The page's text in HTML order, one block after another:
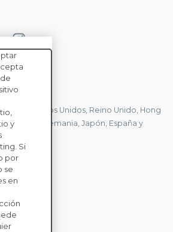
Estados Unidos, Reino Unido, Hong
Canadá, Alemania, Japón, España y
y
Si
por
se
en